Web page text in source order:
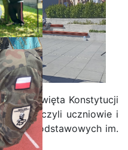
Święta Konstytucji
uczniowie i
Ponadpodstawowych im.